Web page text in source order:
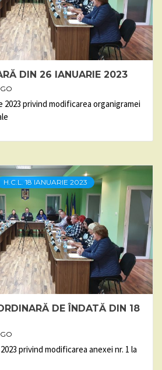
DIN 26 IANUARIE 2023
2023 privind modificarea organigramei
H.C.L. 18 IANUARIE 2023
DE ÎNDATĂ DIN 18
privind modificarea anexei nr. 1 la